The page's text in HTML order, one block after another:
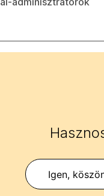
Igen,